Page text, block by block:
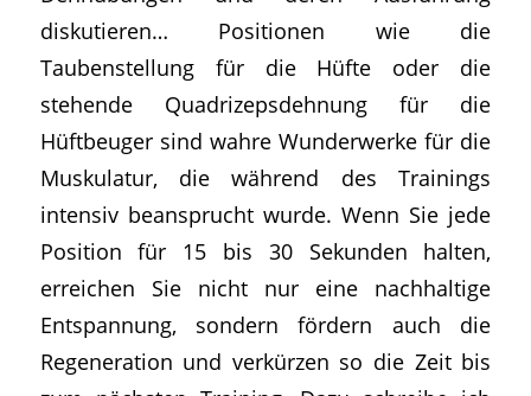
diskutieren… Positionen wie die
Taubenstellung für die Hüfte oder die
stehende Quadrizepsdehnung für die
Hüftbeuger sind wahre Wunderwerke für die
Muskulatur, die während des Trainings
intensiv beansprucht wurde. Wenn Sie jede
Position für 15 bis 30 Sekunden halten,
erreichen Sie nicht nur eine nachhaltige
Entspannung, sondern fördern auch die
Regeneration und verkürzen so die Zeit bis